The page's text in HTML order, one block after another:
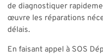
de diagnostiquer
œuvre les réparations
délais.
En faisant appel à SOS